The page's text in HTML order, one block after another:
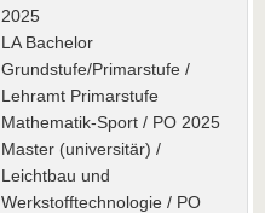
2025
LA Bachelor
Grundstufe/Primarstufe /
Lehramt Primarstufe
Mathematik-Sport / PO 2025
Master (universitär) /
Leichtbau und
Werkstofftechnologie / PO